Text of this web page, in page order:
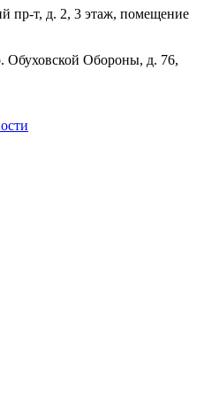
пр-т, д. 2, 3 этаж, помещение
Обуховской Обороны, д. 76,